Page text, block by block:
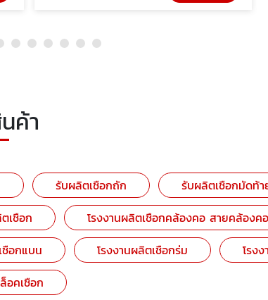
ค้า
รับผลิตเชือกถัก
รับผลิตเชือกมัดท้า
เชือก
โรงงานผลิตเชือกคล้องคอ สายคล้อง
ชือกแบน โรงงานผลิตเชือกร่ม
โรง
อคเชือก